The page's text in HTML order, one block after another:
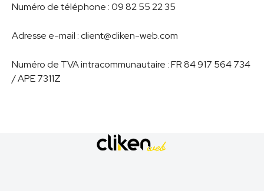
Numéro de téléphone : 09 82 55 22 35
Adresse e-mail : client@cliken-web.com
Numéro de TVA intracommunautaire : FR 84 917 564 734
/ APE 7311Z